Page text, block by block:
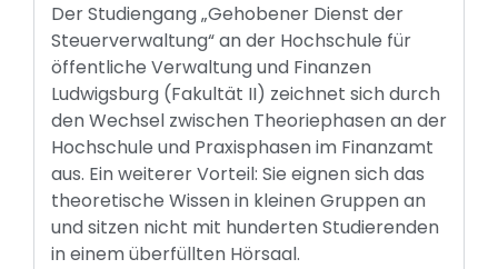
Der Studiengang „Gehobener Dienst der
Steuerverwaltung“ an der Hochschule für
öffentliche Verwaltung und Finanzen
Ludwigsburg (Fakultät II) zeichnet sich durch
den Wechsel zwischen Theoriephasen an der
Hochschule und Praxisphasen im Finanzamt
aus. Ein weiterer Vorteil: Sie eignen sich das
theoretische Wissen in kleinen Gruppen an
und sitzen nicht mit hunderten Studierenden
in einem überfüllten Hörsaal.